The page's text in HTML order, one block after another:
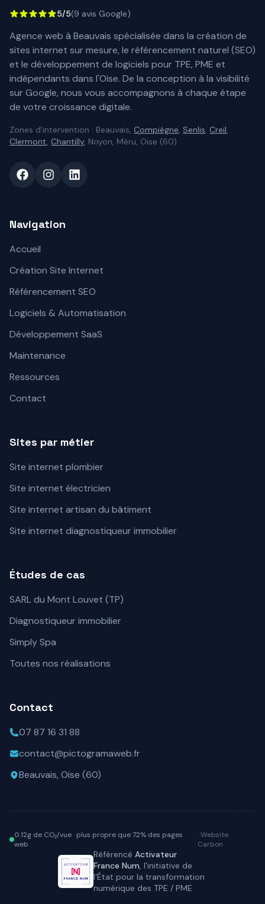
5/5(9 avis Google)
Agence web à Beauvais spécialisée dans la création de
sites internet sur mesure, le référencement naturel (SEO)
et le développement de logiciels pour TPE, PME et
indépendants dans l'Oise. De la conception à la visibilité
sur Google, nous vous accompagnons à chaque étape
de votre croissance digitale.
Zones d'intervention : Beauvais, Compiègne, Senlis, Creil,
Clermont, Chantilly, Noyon, Méru, Oise (60)
FacebookInstagramLinkedIn
Navigation
Accueil
Création Site Internet
Référencement SEO
Logiciels & Automatisation
Développement SaaS
Maintenance
Ressources
Contact
Sites par métier
Site internet plombier
Site internet électricien
Site internet artisan du bâtiment
Site internet diagnostiqueur immobilier
Études de cas
SARL du Mont Louvet (TP)
Diagnostiqueur immobilier
Simply Spa
Toutes nos réalisations
Contact
07 87 16 31 88
contact@pictogramaweb.fr
Beauvais, Oise (60)
0.12gde CO₂/vue · plus propre que72% des pages
web
· Website
Carbon
RéférencéActivateur
France Num, l'initiative de
l'État pour la transformation
numérique des TPE / PME